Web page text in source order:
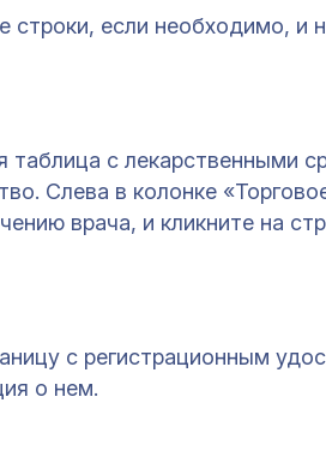
строки, если необходимо, и
таблица с лекарственными
Слева в колонке
врача, и кликните на
с регистрационным
о нем.